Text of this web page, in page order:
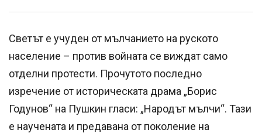
Светът е учуден от мълчанието на руското
население – против войната се виждат само
отделни протести. Прочутото последно
изречение от историческата драма „Борис
Годунов“ на Пушкин гласи: „Народът мълчи“. Тази
е научената и предавана от поколение на